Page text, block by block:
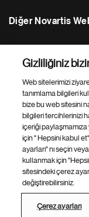
Diğer Novartis
Footer Site Search
Altbilgi
Altı
© 2026 Novartis
Gizlilik Politikası
Çerez Poli̇ti̇kasi
Gizliliğiniz
Web sitelerimizi
tanımlama bilgileri
bize bu web sitesini
bilgileri tercihlerinizi
içeriği
için " Hepsini kabul
ayarları" nı seçin
kullanmak için
sitesindeki çerez
değiştirebilirsiniz.
Çerez ayarları